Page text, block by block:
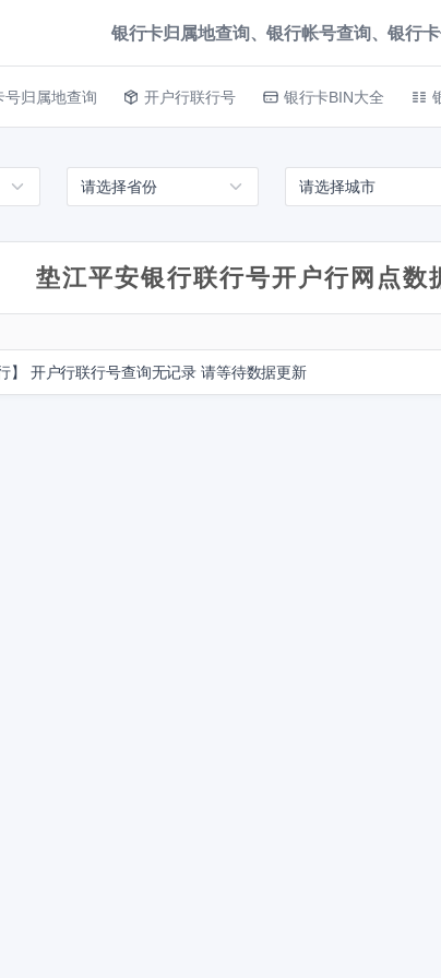
银行卡归属地查询、银行帐号查询、银行
号归属地查询 开户行联行号 银行卡BIN大全
垫江平安银行联行号开户行网点数
】 开户行联行号查询无记录 请等待数据更新